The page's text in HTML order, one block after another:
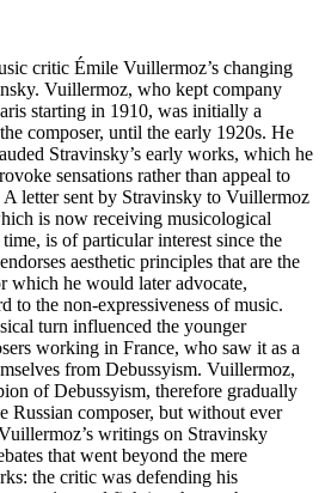
critic Émile Vuillermoz’s changing
Vuillermoz, who kept company
starting in 1910, was initially a
composer, until the early 1920s. He
Stravinsky’s early works, which he
sensations rather than appeal to
A letter sent by Stravinsky to Vuillermoz
is now receiving musicological
is of particular interest since the
aesthetic principles that are the
which he would later advocate,
to the non-expressiveness of music.
turn influenced the younger
working in France, who saw it as a
from Debussyism. Vuillermoz,
of Debussyism, therefore gradually
Russian composer, but without ever
writings on Stravinsky
that went beyond the mere
the critic was defending his